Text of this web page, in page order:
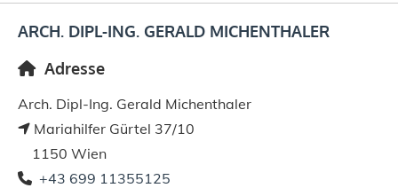
ARCH. DIPL-ING. GERALD MICHENTHALER
Adresse
Arch. Dipl-Ing. Gerald Michenthaler
 Mariahilfer Gürtel 37/10
1150 Wien
 +43 699 11355125